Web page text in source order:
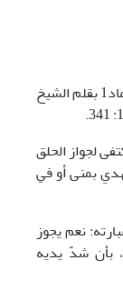
. انظر: كتاب الحجّ، تقرير بحث المحقّق الداماد1 بقلم الشيخ
260، وقد اكتفى لجواز الحلق
بمنى أو في
800، وهذه عبارته: نعم يجوز
بأن شدّ يديه